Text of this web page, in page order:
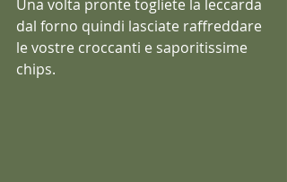
Una volta pronte togliete la leccarda
dal forno quindi lasciate raffreddare
le vostre croccanti e saporitissime
chips.